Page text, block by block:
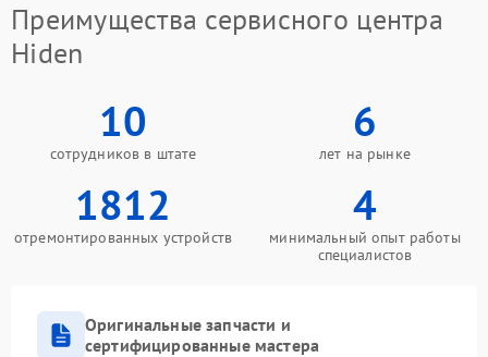
Преимущества сервисного центра
Hiden
10
сотрудников в штате
6
лет на рынке
1812
отремонтированных устройств
4
минимальный опыт работы
специалистов
Оригинальные запчасти и
сертифицированные мастера